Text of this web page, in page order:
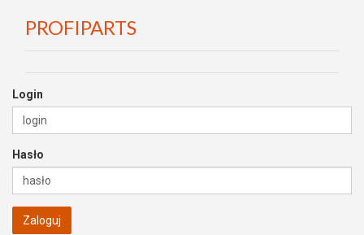
PROFIPARTS
Login
Hasło
Zaloguj